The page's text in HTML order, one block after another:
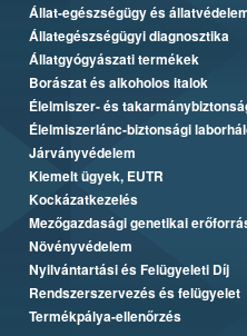
Állat-egészségügy és
Állategészségügyi diagnosztika
Állatgyógyászati termékek
Borászat és alkoholos italok
Élelmiszer- és
Élelmiszerlánc-biztonsági
Járványvédelem
Kiemelt ügyek, EUTR
Kockázatkezelés
Mezőgazdasági genetikai
Növényvédelem
Nyilvántartási és Felügyeleti Díj
Rendszerszervezés és felügyelet
Termékpálya-ellenőrzés